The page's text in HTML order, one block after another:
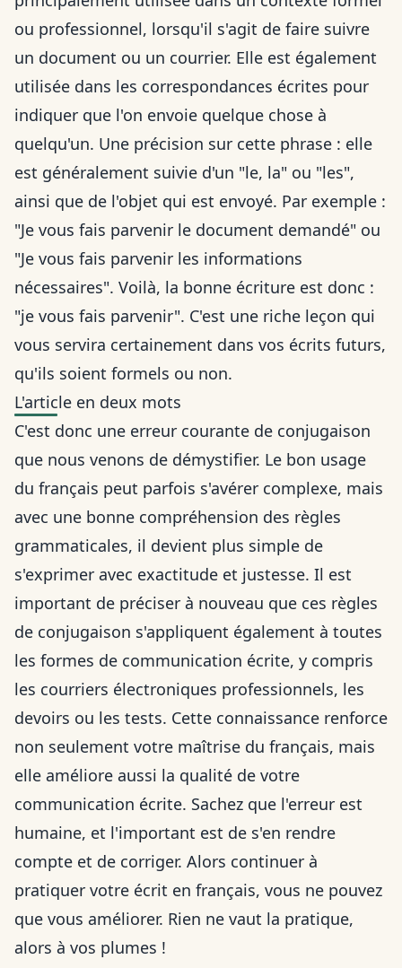
ou professionnel, lorsqu'il s'agit de faire suivre
un document ou un courrier. Elle est également
utilisée dans les correspondances écrites pour
indiquer que l'on envoie quelque chose à
quelqu'un. Une précision sur cette phrase : elle
est généralement suivie d'un "le, la" ou "les",
ainsi que de l'objet qui est envoyé. Par exemple :
"Je vous fais parvenir le document demandé" ou
"Je vous fais parvenir les informations
nécessaires". Voilà, la bonne écriture est donc :
"je vous fais parvenir". C'est une riche leçon qui
vous servira certainement dans vos écrits futurs,
qu'ils soient formels ou non.
L'article en deux mots
C'est donc une erreur courante de conjugaison
que nous venons de démystifier. Le bon usage
du français peut parfois s'avérer complexe, mais
avec une bonne compréhension des règles
grammaticales, il devient plus simple de
s'exprimer avec exactitude et justesse. Il est
important de préciser à nouveau que ces règles
de conjugaison s'appliquent également à toutes
les formes de communication écrite, y compris
les courriers électroniques professionnels, les
devoirs ou les tests. Cette connaissance renforce
non seulement votre maîtrise du français, mais
elle améliore aussi la qualité de votre
communication écrite. Sachez que l'erreur est
humaine, et l'important est de s'en rendre
compte et de corriger. Alors continuer à
pratiquer votre écrit en français, vous ne pouvez
que vous améliorer. Rien ne vaut la pratique,
alors à vos plumes !